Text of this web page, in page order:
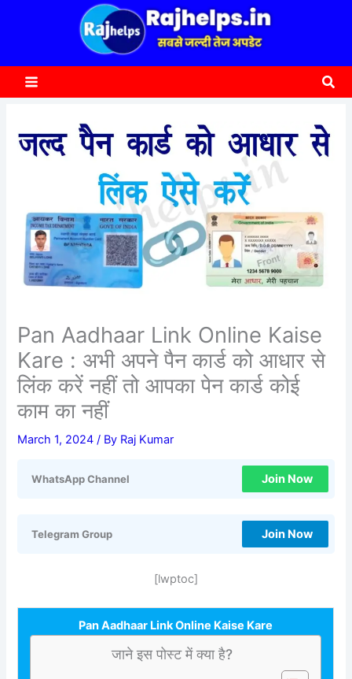
Pan Aadhaar Link Online Kaise
Kare : अभी अपने पैन कार्ड को आधार से
लिंक करें नहीं तो आपका पेन कार्ड कोई
काम का नहीं
March 1, 2024/ By Raj Kumar
WhatsApp Channel Join Now
Telegram Group Join Now
[lwptoc]
Pan Aadhaar Link Online Kaise Kare
जाने इस पोस्ट में क्या है?
c